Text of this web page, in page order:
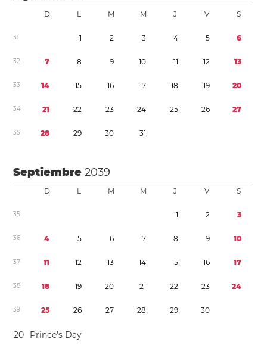
D L M M J V S
31 1 2 3 4 5 6
32 7 8 9 10 11 12 13
33 14 15 16 17 18 19 20
34 21 22 23 24 25 26 27
35 28 29 30 31
Septiembre2039
D L M M J V S
35 1 2 3
36 4 5 6 7 8 9 10
37 11 12 13 14 15 16 17
38 18 19 20 21 22 23 24
39 25 26 27 28 29 30
20 Prince’s Day